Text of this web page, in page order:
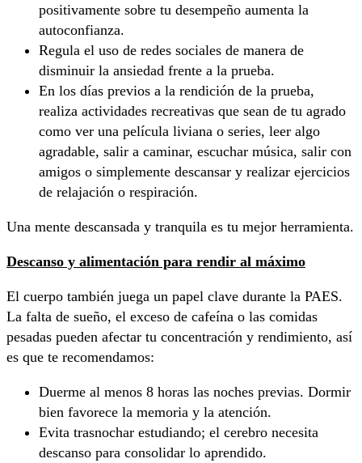
positivamente sobre tu desempeño aumenta la
autoconfianza.
Regula el uso de redes sociales de manera de
disminuir la ansiedad frente a la prueba.
En los días previos a la rendición de la prueba,
realiza actividades recreativas que sean de tu agrado
como ver una película liviana o series, leer algo
agradable, salir a caminar, escuchar música, salir con
amigos o simplemente descansar y realizar ejercicios
de relajación o respiración.
Una mente descansada y tranquila es tu mejor herramienta.
Descanso y alimentación para rendir al máximo
El cuerpo también juega un papel clave durante la PAES.
La falta de sueño, el exceso de cafeína o las comidas
pesadas pueden afectar tu concentración y rendimiento, así
es que te recomendamos:
Duerme al menos 8 horas las noches previas. Dormir
bien favorece la memoria y la atención.
Evita trasnochar estudiando; el cerebro necesita
descanso para consolidar lo aprendido.